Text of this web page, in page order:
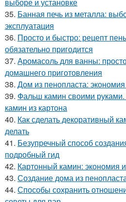
35. Банная печь из металла:
эксплуатация
36. Просто и быстро: рецепт
обязательно пригодится
37. Аромасоль для ванны:
домашнего приготовления
38. Дом из пенопласта: экономия
39. Фальш камин своими
камин из картона
40. Как сделать декоративный
делать
41. Безупречный способ
подробный гид
42. Картонный камин: экономия
43. Создание дома из
44. Способы сохранить